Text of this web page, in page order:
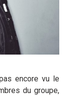
encore vu le
du groupe,